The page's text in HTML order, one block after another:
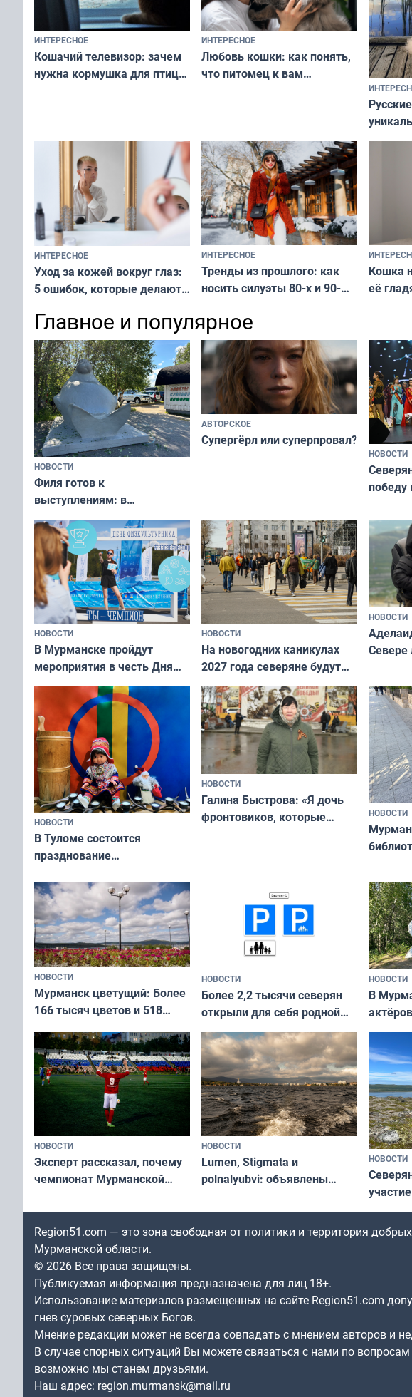
ИНТЕРЕСНОЕ
Кошачий телевизор: зачем
нужна кормушка для птиц
ИНТЕРЕСНОЕ
Любовь кошки: как понять,
что питомец к вам
и
ИНТЕРЕСНОЕ
Уход за кожей вокруг глаз:
5 ошибок, которые делают
и вернуть свежий взгляд
без дорогих средств
ИНТЕРЕСНОЕ
Тренды из прошлого: как
носить силуэты 80-х и 90-
современно и стильно без
переплат
Кошка
её
Главное и популярное
НОВОСТИ
Филя готов к
выступлениям: в
мурманском океанариуме
рассказали о состоянии
тюленей
АВТОРСКОЕ
Супергёрл или суперпровал?
НОВОСТИ
победу
«Мисс
Русь»
НОВОСТИ
В Мурманске пройдут
мероприятия в честь Дня
физкультурника
НОВОСТИ
На новогодних каникулах
2027 года северяне будут
отдыхать 11 дней
НОВОСТИ
а
ты им
НОВОСТИ
В Туломе состоится
празднование
коренных народов мира
НОВОСТИ
Галина Быстрова: «Я дочь
фронтовиков, которые
НОВОСТИ
и
НОВОСТИ
Мурманск цветущий: Более
166 тысяч цветов и 518
НОВОСТИ
Более 2,2 тысячи северян
открыли для себя родной
край в рамках проекта
«Туризм для своих»
НОВОСТИ
В
съёмок
НОВОСТИ
Эксперт рассказал, почему
чемпионат Мурманской
незамеченным
НОВОСТИ
Lumen, Stigmata и
polnalyubvi: объявлены
«Имандра» в 2026 года
НОВОСТИ
по
Region51.com — это зона свободная от политики и территория
Мурманской области.
© 2026 Все права защищены.
Публикуемая информация предназначена для лиц 18+.
Использование материалов размещенных на сайте Region51.com
гнев суровых северных Богов.
Мнение редакции может не всегда совпадать с мнением авторов и
В случае спорных ситуаций Вы можете связаться с нами по
возможно мы станем друзьями.
Наш адрес: region.murmansk@mail.ru